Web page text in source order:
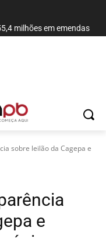
milhões em emendas
sobre leilão da Cagepa e
e